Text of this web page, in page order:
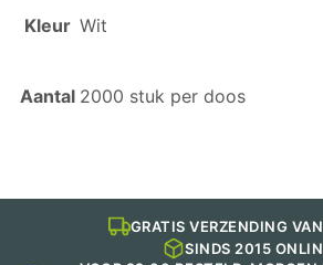
Kleur Wit
Aantal 2000 stuk per doos
GRATIS VERZENDING
SINDS 2015